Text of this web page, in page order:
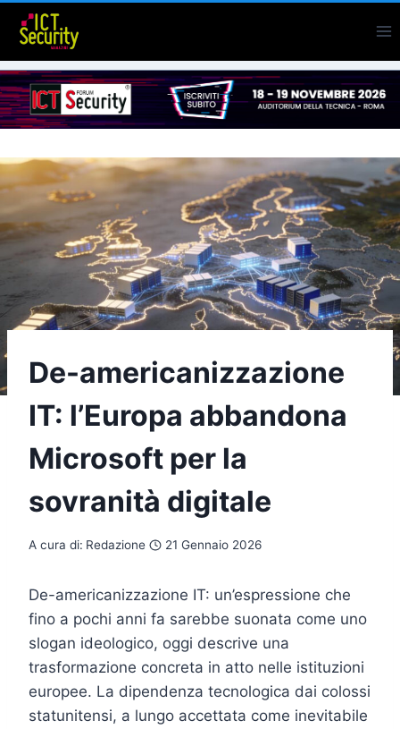
Salta
contenuto
De-americanizzazione
IT: l’Europa abbandona
Microsoft per la
sovranità digitale
A cura di: Redazione 21 Gennaio 2026
De-americanizzazione IT: un’espressione che
fino a pochi anni fa sarebbe suonata come uno
slogan ideologico, oggi descrive una
trasformazione concreta in atto nelle istituzioni
europee. La dipendenza tecnologica dai colossi
statunitensi, a lungo accettata come inevitabile